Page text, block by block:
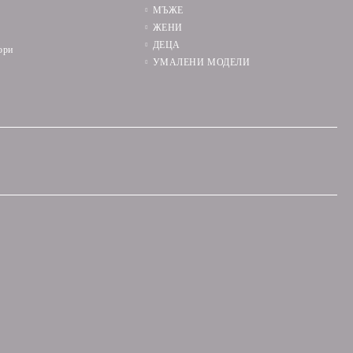
МЪЖЕ
ЖЕНИ
ДЕЦА
УМАЛЕНИ МОДЕЛИ